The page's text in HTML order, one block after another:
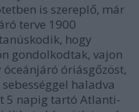
is szereplő, már
terve 1900
hogy
gondolkodtak, vajon
óriásgőzöst,
haladva
5 napig tartó Atlanti-